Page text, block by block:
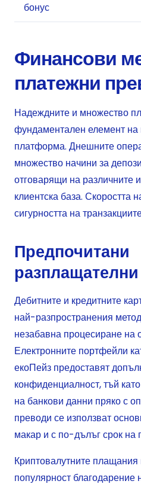
бонус
Финансови
платежни
Надеждните и множество
фундаментален елемент на
платформа. Днешните
множество начини за
отговарящи на различните
клиентска база. Скоростта
сигурността на
Предпочитани
Дебитните и кредитните
най-разпространения
незабавна процесиране на
Електронните портфейли
екоПейз предоставят
конфиденциалност, тъй
на банкови данни пряко с
преводи се използват
макар и с по-дълъг срок на
Криптовалутните
популярност благодарение